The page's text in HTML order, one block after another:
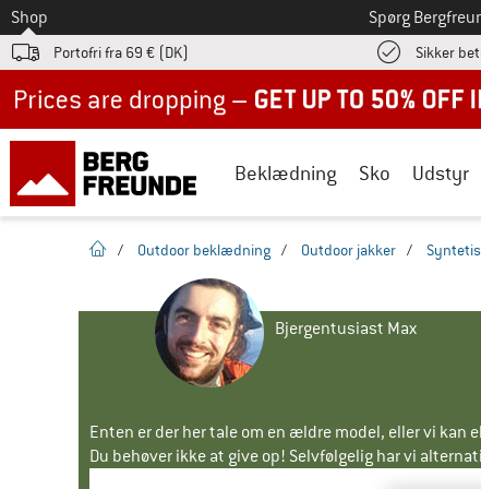
Til
Shop Spørg
Portofri fra 69 € (DK) Sikker
Beklædning Sko Udstyr
Hjemmeside
/ Outdoor beklædning / Outdoor jakker /
Bjergentusiast Max
Enten er der her tale om en ældre model, eller vi
Du behøver ikke at give op! Selvfølgelig har vi